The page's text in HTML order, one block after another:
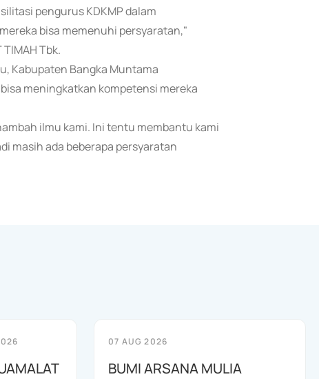
pengurus KDKMP dalam
bisa memenuhi persyaratan,"
Tbk.
Kabupaten Bangka Muntama
meningkatkan kompetensi mereka
ilmu kami. Ini tentu membantu kami
masih ada beberapa persyaratan
07 AUG 2026
BUMI ARSANA MULIA